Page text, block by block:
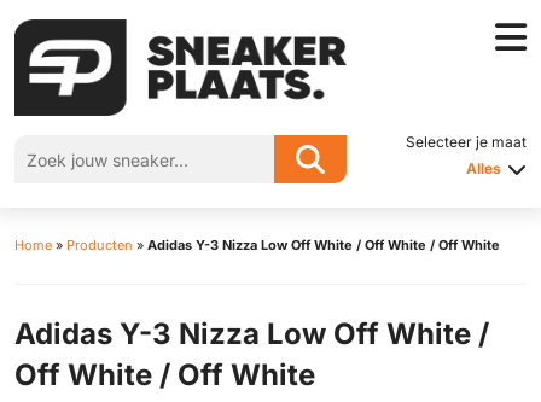
Selecteer je maat
Alles
Home » Producten » Adidas Y-3 Nizza Low Off White / Off White / Off White
Adidas Y-3 Nizza Low Off White /
Off White / Off White